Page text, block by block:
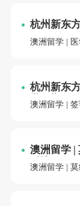
杭州新东方 澳洲留学 | 医学院申请难度
路径推荐
澳洲留学 |
杭州新东
批周期
澳洲留学 |
澳洲留学 |
对比
澳洲留学 |